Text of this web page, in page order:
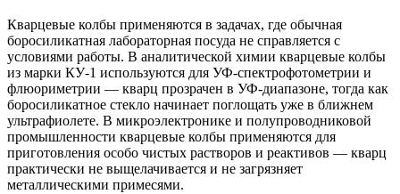
Кварцевые колбы применяются в задачах, где обычная
боросиликатная лабораторная посуда не справляется с
условиями работы. В аналитической химии кварцевые колбы
из марки КУ-1 используются для УФ-спектрофотометрии и
флюориметрии — кварц прозрачен в УФ-диапазоне, тогда как
боросиликатное стекло начинает поглощать уже в ближнем
ультрафиолете. В микроэлектронике и полупроводниковой
промышленности кварцевые колбы применяются для
приготовления особо чистых растворов и реактивов — кварц
практически не выщелачивается и не загрязняет
металлическими примесями.